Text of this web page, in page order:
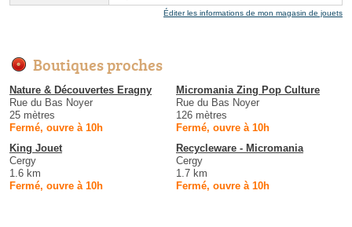
Éditer les informations de mon magasin de jouets
Boutiques proches
Nature & Découvertes Eragny
Rue du Bas Noyer
25 mètres
Fermé, ouvre à 10h
Micromania Zing Pop Culture
Rue du Bas Noyer
126 mètres
Fermé, ouvre à 10h
King Jouet
Cergy
1.6 km
Fermé, ouvre à 10h
Recycleware - Micromania
Cergy
1.7 km
Fermé, ouvre à 10h